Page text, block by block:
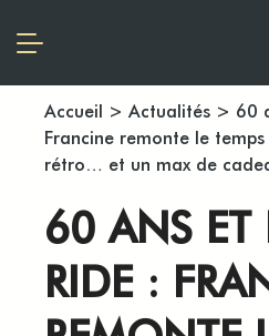
Accueil > Actualités > 60
Francine remonte le
rétro… et un max de
60 ANS ET
RIDE :